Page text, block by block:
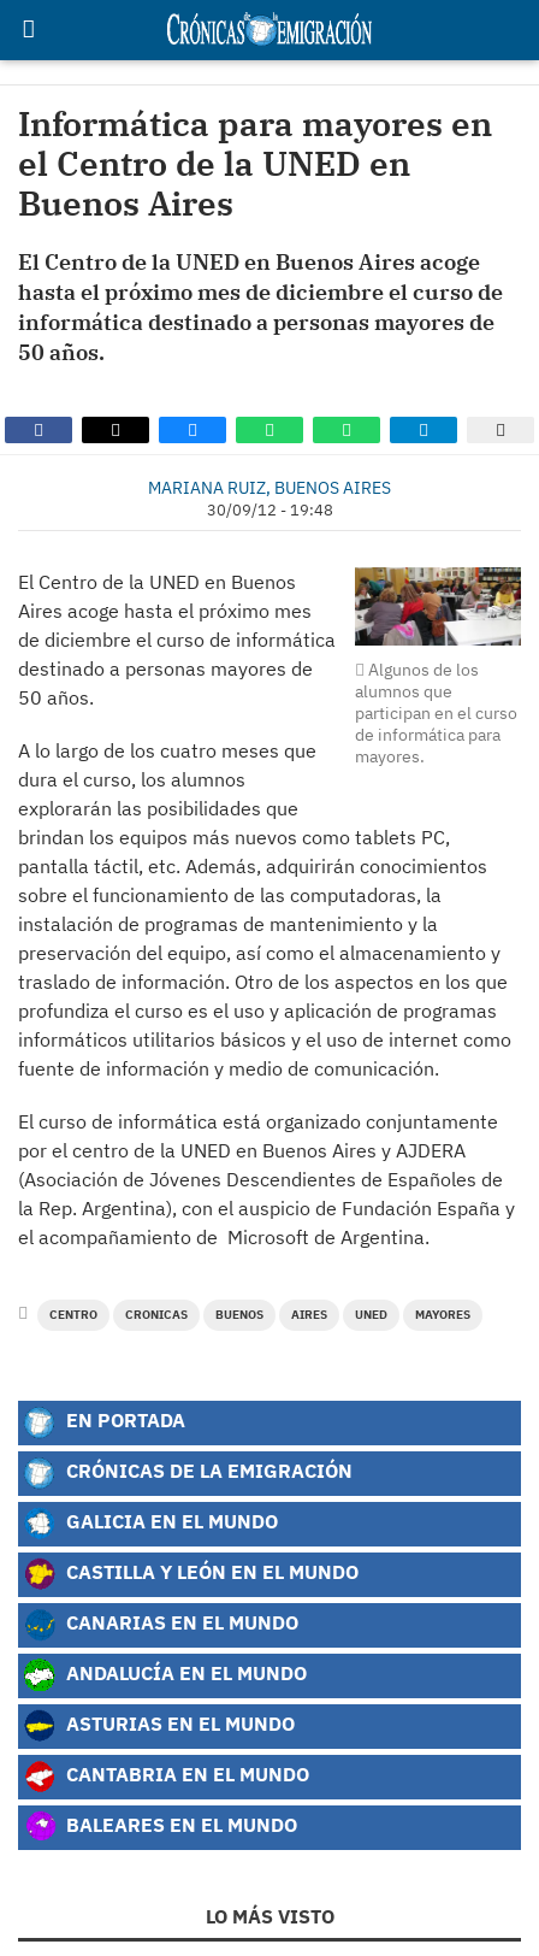
Informática para mayores en
el Centro de la UNED en
Buenos Aires
El Centro de la UNED en Buenos Aires acoge
hasta el próximo mes de diciembre el curso de
informática destinado a personas mayores de
50 años.
MARIANA RUIZ, BUENOS AIRES
30/09/12 - 19:48
Algunos de los
alumnos que
participan en el curso
de informática para
mayores.
El Centro de la UNED en Buenos
Aires acoge hasta el próximo mes
de diciembre el curso de informática
destinado a personas mayores de
50 años.
A lo largo de los cuatro meses que
dura el curso, los alumnos
explorarán las posibilidades que
brindan los equipos más nuevos como tablets PC,
pantalla táctil, etc. Además, adquirirán conocimientos
sobre el funcionamiento de las computadoras, la
instalación de programas de mantenimiento y la
preservación del equipo, así como el almacenamiento y
traslado de información. Otro de los aspectos en los que
profundiza el curso es el uso y aplicación de programas
informáticos utilitarios básicos y el uso de internet como
fuente de información y medio de comunicación.
El curso de informática está organizado conjuntamente
por el centro de la UNED en Buenos Aires y AJDERA
(Asociación de Jóvenes Descendientes de Españoles de
la Rep. Argentina), con el auspicio de Fundación España y
el acompañamiento de Microsoft de Argentina.
CENTRO CRONICAS BUENOS AIRES UNED MAYORES
EN PORTADA
CRÓNICAS DE LA EMIGRACIÓN
GALICIA EN EL MUNDO
CASTILLA Y LEÓN EN EL MUNDO
CANARIAS EN EL MUNDO
ANDALUCÍA EN EL MUNDO
ASTURIAS EN EL MUNDO
CANTABRIA EN EL MUNDO
BALEARES EN EL MUNDO
LO MÁS VISTO